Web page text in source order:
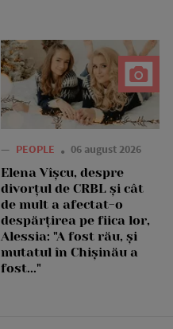
— PEOPLE 06 august 2026
Elena Vîșcu, despre
divorțul de CRBL și cât
de mult a afectat-o
despărțirea pe fiica lor,
Alessia: "A fost rău, și
mutatul în Chișinău a
fost..."